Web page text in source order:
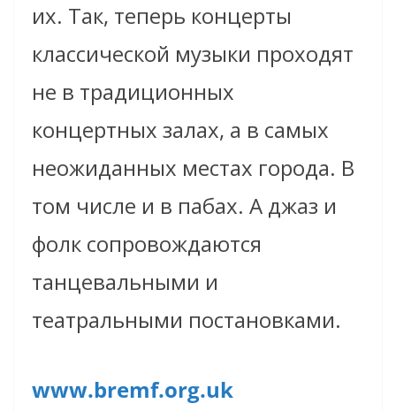
их. Так, теперь концерты
классической музыки проходят
не в традиционных
концертных залах, а в самых
неожиданных местах города. В
том числе и в пабах. А джаз и
фолк сопровождаются
танцевальными и
театральными постановками.
www.bremf.org.uk